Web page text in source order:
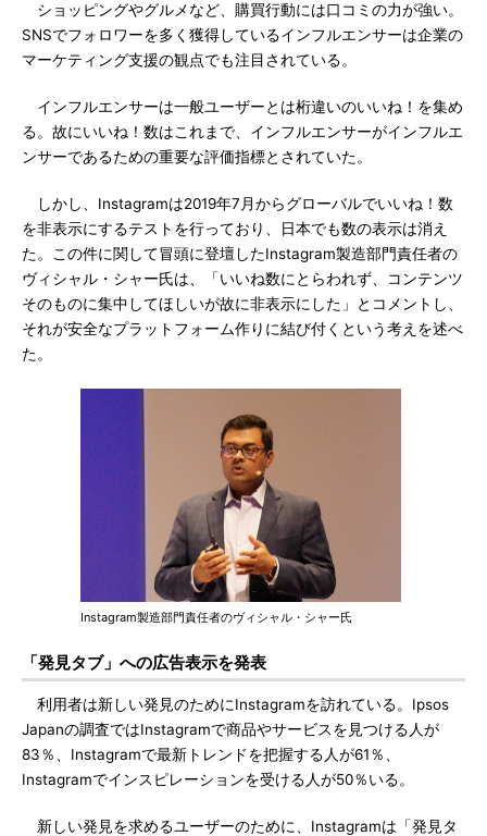
ショッピングやグルメなど、購買行動には口コミの力が強い。
SNSでフォロワーを多く獲得しているインフルエンサーは企業の
マーケティング支援の観点でも注目されている。
インフルエンサーは一般ユーザーとは桁違いのいいね！を集め
る。故にいいね！数はこれまで、インフルエンサーがインフルエ
ンサーであるための重要な評価指標とされていた。
しかし、Instagramは2019年7月からグローバルでいいね！数
を非表示にするテストを行っており、日本でも数の表示は消え
た。この件に関して冒頭に登壇したInstagram製造部門責任者の
ヴィシャル・シャー氏は、「いいね数にとらわれず、コンテンツ
そのものに集中してほしいが故に非表示にした」とコメントし、
それが安全なプラットフォーム作りに結び付くという考えを述べ
た。
Instagram製造部門責任者のヴィシャル・シャー氏
「発見タブ」への広告表示を発表
利用者は新しい発見のためにInstagramを訪れている。Ipsos
Japanの調査ではInstagramで商品やサービスを見つける人が
83％、Instagramで最新トレンドを把握する人が61％、
Instagramでインスピレーションを受ける人が50％いる。
新しい発見を求めるユーザーのために、Instagramは「発見タ